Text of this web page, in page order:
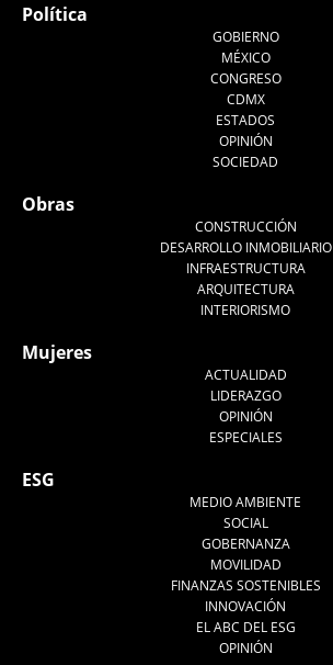
Política
GOBIERNO
MÉXICO
CONGRESO
CDMX
ESTADOS
OPINIÓN
SOCIEDAD
Obras
CONSTRUCCIÓN
DESARROLLO INMOBILIARIO
INFRAESTRUCTURA
ARQUITECTURA
INTERIORISMO
Mujeres
ACTUALIDAD
LIDERAZGO
OPINIÓN
ESPECIALES
ESG
MEDIO AMBIENTE
SOCIAL
GOBERNANZA
MOVILIDAD
FINANZAS SOSTENIBLES
INNOVACIÓN
EL ABC DEL ESG
OPINIÓN